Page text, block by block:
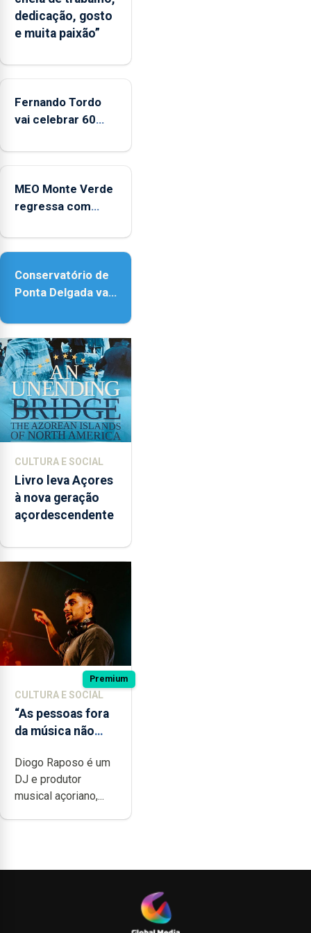
dedicação, gosto
e muita paixão”
Fernando Tordo
vai celebrar 60
no Coliseu
MEO Monte Verde
regressa com
acessibilidade
Conservatório de
Ponta Delgada vai
instrumentos
CULTURA E SOCIAL
Livro leva Açores
à nova geração
açordescendente
Premium
CULTURA E SOCIAL
“As pessoas fora
da música não
quão difícil é
produzir uma
música”
Diogo Raposo é um
DJ e produtor
musical açoriano,...